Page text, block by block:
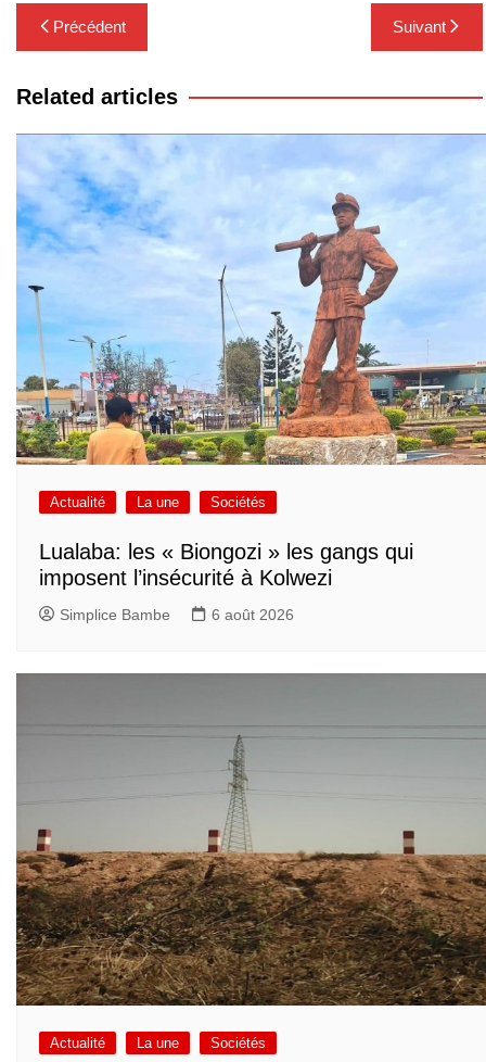
Navigation
de
l’article
Précédent Suivant
Related articles
Actualité La une Sociétés
Lualaba: les « Biongozi » les gangs qui
imposent l’insécurité à Kolwezi
Simplice Bambe 6 août 2026
Actualité La une Sociétés